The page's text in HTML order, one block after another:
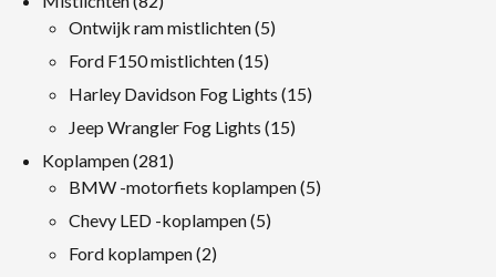
producten
Ontwijk ram mistlichten 55
Ford F150 mistlichten 1515
producten
Harley Davidson Fog Lights 1515
Jeep Wrangler Fog Lights 1515
Koplampen 281281
producten
BMW -motorfiets koplampen 55
Chevy LED -koplampen 55
Ford koplampen 22